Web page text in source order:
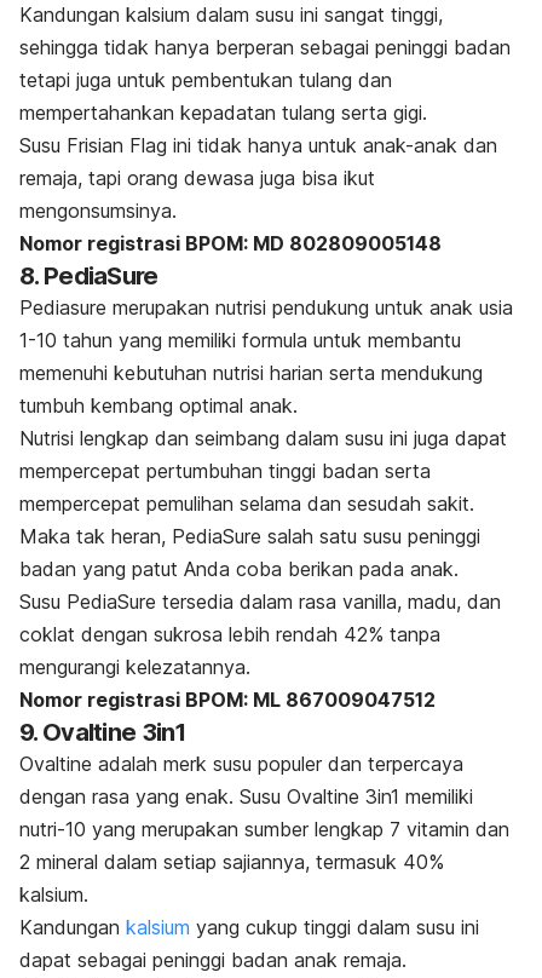
Kandungan kalsium dalam susu ini sangat tinggi,
sehingga tidak hanya berperan sebagai peninggi badan
tetapi juga untuk pembentukan tulang dan
mempertahankan kepadatan tulang serta gigi.
Susu Frisian Flag ini tidak hanya untuk anak-anak dan
remaja, tapi orang dewasa juga bisa ikut
mengonsumsinya.
Nomor registrasi BPOM: MD 802809005148
8. PediaSure
Pediasure merupakan nutrisi pendukung untuk anak usia
1-10 tahun yang memiliki formula untuk membantu
memenuhi kebutuhan nutrisi harian serta mendukung
tumbuh kembang optimal anak.
Nutrisi lengkap dan seimbang dalam susu ini juga dapat
mempercepat pertumbuhan tinggi badan serta
mempercepat pemulihan selama dan sesudah sakit.
Maka tak heran, PediaSure salah satu susu peninggi
badan yang patut Anda coba berikan pada anak.
Susu PediaSure tersedia dalam rasa vanilla, madu, dan
coklat dengan sukrosa lebih rendah 42% tanpa
mengurangi kelezatannya.
Nomor registrasi BPOM: ML 867009047512
9. Ovaltine 3in1
Ovaltine adalah merk susu populer dan terpercaya
dengan rasa yang enak. Susu Ovaltine 3in1 memiliki
nutri-10 yang merupakan sumber lengkap 7 vitamin dan
2 mineral dalam setiap sajiannya, termasuk 40%
kalsium.
Kandungan kalsium yang cukup tinggi dalam susu ini
dapat sebagai peninggi badan anak remaja.